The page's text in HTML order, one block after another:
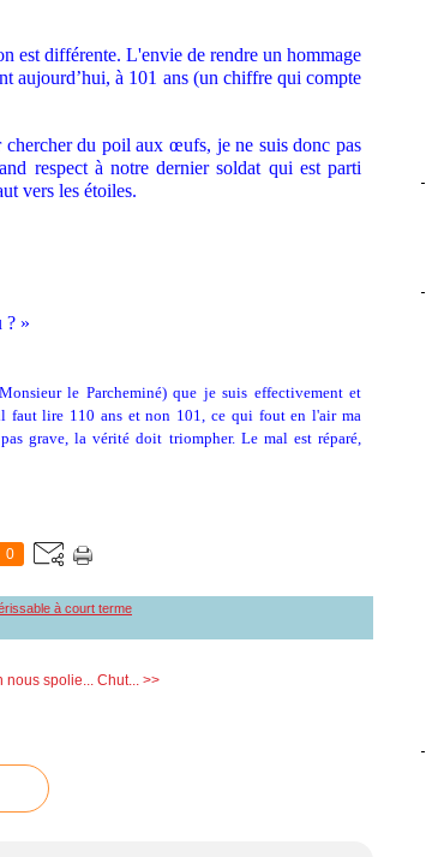
est différente. L'envie de rendre un hommage
aujourd’hui, à 101 ans (un chiffre qui compte
du poil aux œufs, je ne suis donc pas
respect à notre dernier soldat qui est parti
vers les étoiles.
? »
le Parcheminé) que je suis effectivement et
faut lire 110 ans et non 101, ce qui fout en l'air ma
grave, la vérité doit triompher. Le mal est réparé,
0
à court terme
nous spolie... Chut... >>